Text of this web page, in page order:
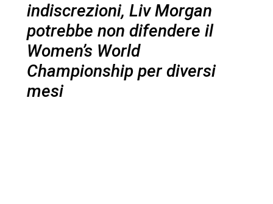
indiscrezioni, Liv Morgan
potrebbe non difendere il
Women’s World
Championship per diversi
mesi